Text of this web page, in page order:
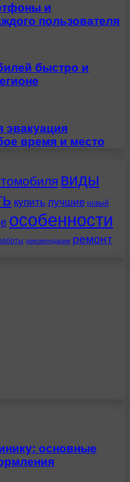
и
пользователя
быстро и
эвакуация
время и место
виды
купить лучшие новый
особенности
рекомендации ремонт
основные